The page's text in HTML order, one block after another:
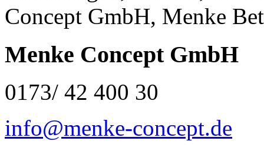
Concept GmbH, Menke
Menke Concept GmbH
0173/ 42 400 30
info@menke-concept.de